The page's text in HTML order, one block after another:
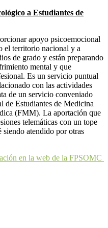
a Estudiantes de
apoyo psicoemocional
el territorio nacional y a
de grado y están preparando
mental y que
Es un servicio puntual
con las actividades
de un servicio conveniado
de Estudiantes de Medicina
(FMM). La aportación que
telemáticas con un tope
siendo atendido por otras
en la web de la FPSOMC